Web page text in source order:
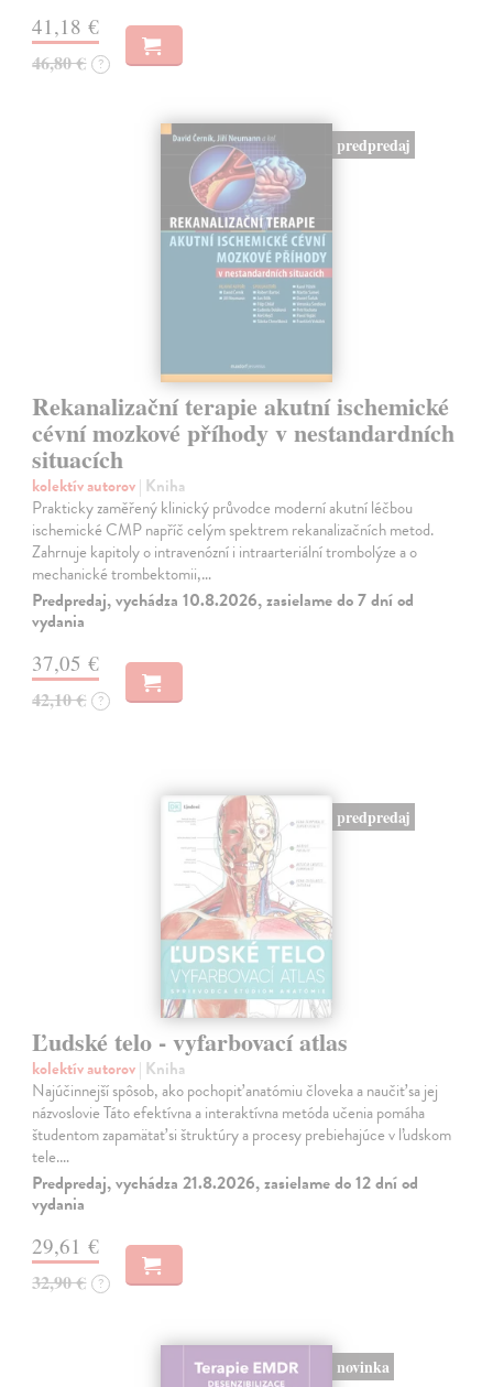
41,18 €
46,80 € ?
predpredaj
Rekanalizační terapie akutní ischemické
cévní mozkové příhody v nestandardních
situacích
kolektív autorov| Kniha
Prakticky zaměřený klinický průvodce moderní akutní léčbou
ischemické CMP napříč celým spektrem rekanalizačních metod.
Zahrnuje kapitoly o intravenózní i intraarteriální trombolýze a o
mechanické trombektomii,…
Predpredaj, vychádza 10.8.2026, zasielame do 7 dní od
vydania
37,05 €
42,10 € ?
predpredaj
Ľudské telo - vyfarbovací atlas
kolektív autorov| Kniha
Najúčinnejší spôsob, ako pochopiť anatómiu človeka a naučiť sa jej
názvoslovie Táto efektívna a interaktívna metóda učenia pomáha
študentom zapamätať si štruktúry a procesy prebiehajúce v ľudskom
tele.…
Predpredaj, vychádza 21.8.2026, zasielame do 12 dní od
vydania
29,61 €
32,90 € ?
novinka